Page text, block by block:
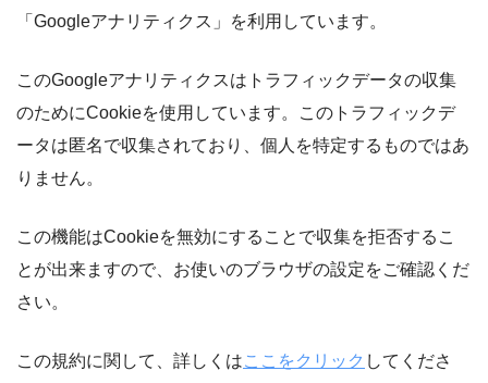
「Googleアナリティクス」を利用しています。
このGoogleアナリティクスはトラフィックデータの収集
のためにCookieを使用しています。このトラフィックデ
ータは匿名で収集されており、個人を特定するものではあ
りません。
この機能はCookieを無効にすることで収集を拒否するこ
とが出来ますので、お使いのブラウザの設定をご確認くだ
さい。
この規約に関して、詳しくはここをクリック してくださ